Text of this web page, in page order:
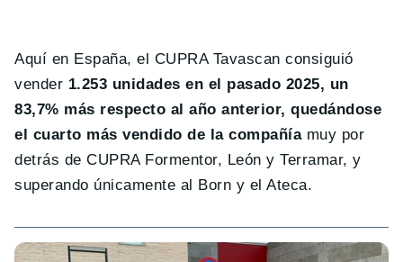
Aquí en España, el CUPRA Tavascan consiguió
vender 1.253 unidades en el pasado 2025, un
83,7% más respecto al año anterior, quedándose
el cuarto más vendido de la compañíamuy por
detrás de CUPRA Formentor, León y Terramar, y
superando únicamente al Born y el Ateca.